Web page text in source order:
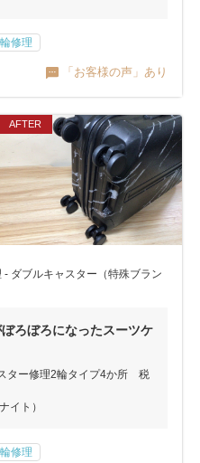
修理
「お客様の声」あり
- ダブルキャスター（特殊ブラン
ろぼろになったスーツケ
ター修理2輪タイプ4か所 税
イト）
修理